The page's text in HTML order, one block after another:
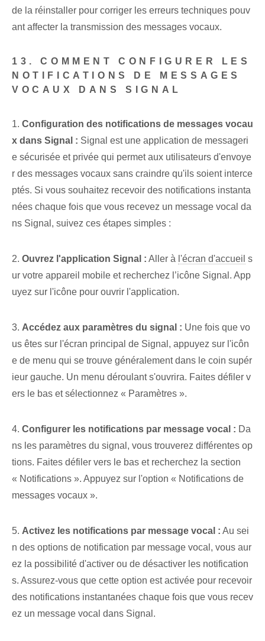
de la réinstaller pour corriger les erreurs techniques pouv
ant affecter la transmission des messages vocaux.
13. COMMENT CONFIGURER LES
NOTIFICATIONS DE MESSAGES
VOCAUX DANS SIGNAL
1. Configuration des notifications de messages vocau
x dans Signal : Signal est une application de messageri
e sécurisée et privée qui permet aux utilisateurs d'envoye
r des messages vocaux sans craindre qu'ils soient interce
ptés. Si vous souhaitez recevoir des notifications instanta
nées chaque fois que vous recevez un message vocal da
ns Signal, suivez ces étapes simples :
2. Ouvrez l'application Signal : Aller à l'écran d'accueil s
ur votre appareil mobile et recherchez l’icône Signal. App
uyez sur l'icône pour ouvrir l'application.
3. Accédez aux paramètres du signal : Une fois que vo
us êtes sur l'écran principal de Signal, appuyez sur l'icôn
e de menu qui se trouve généralement dans le coin supér
ieur gauche. Un menu déroulant s'ouvrira. Faites défiler v
ers le bas et sélectionnez « Paramètres ».
4. Configurer les notifications par message vocal : Da
ns les paramètres du signal, vous trouverez différentes op
tions. Faites défiler vers le bas et recherchez la section
« Notifications ». Appuyez sur l'option « Notifications de
messages vocaux ».
5. Activez les notifications par message vocal : Au sei
n des options de notification par message vocal, vous aur
ez la possibilité d'activer ou de désactiver les notification
s. Assurez-vous que cette option est activée pour recevoir
des notifications instantanées chaque fois que vous recev
ez un message vocal dans Signal.